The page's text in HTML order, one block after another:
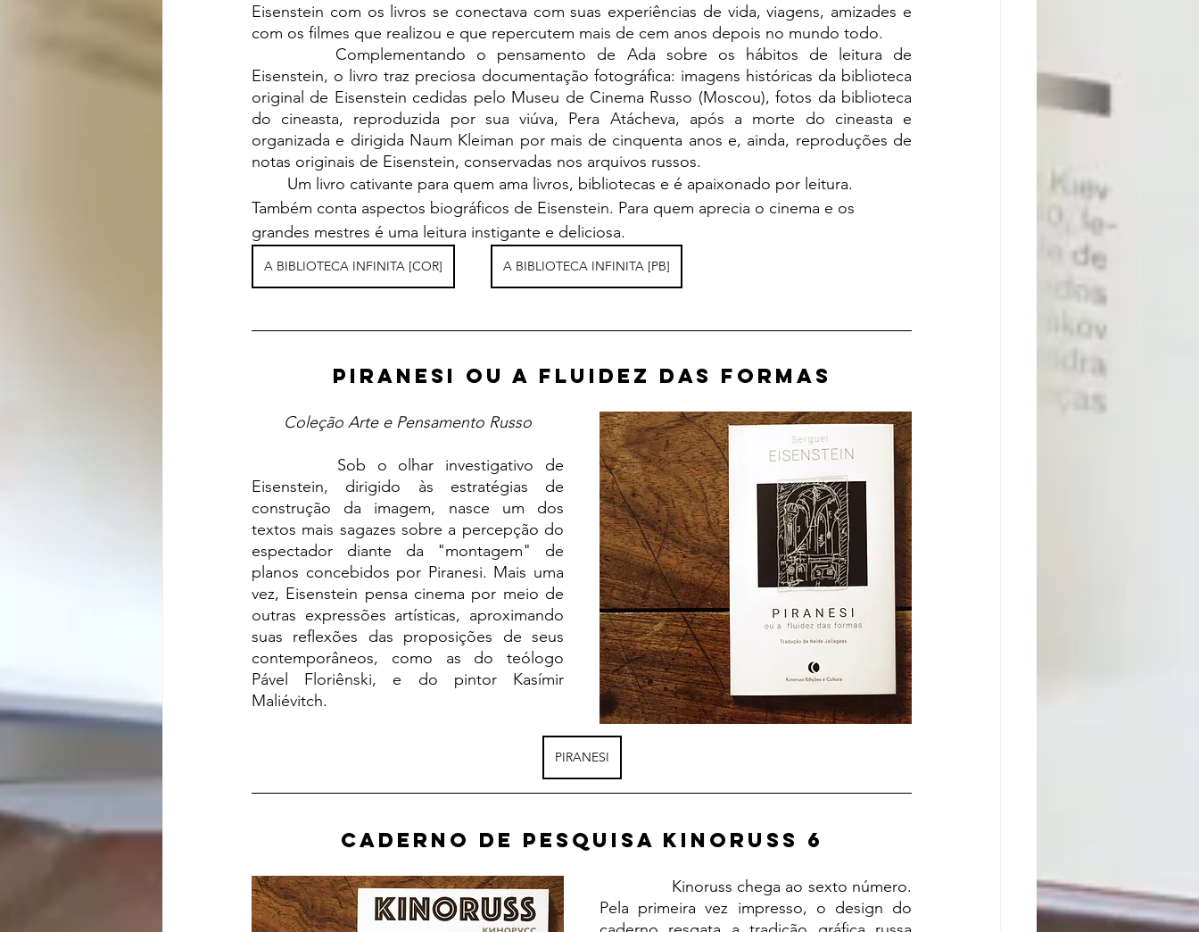
Eisenstein com os livros se conectava com suas experiências de vida, viagens, amizades e
com os filmes que realizou e que repercutem mais de cem anos depois no mundo todo.
Eisenstein, o livro traz preciosa documentação fotográfica: imagens históricas da biblioteca
original de Eisenstein cedidas pelo Museu de Cinema Russo (Moscou), fotos da biblioteca
do cineasta, reproduzida por sua viúva, Pera Atácheva, após a morte do cineasta e
organizada e dirigida Naum Kleiman por mais de cinquenta anos e, ainda, reproduções de
notas originais de Eisenstein, conservadas nos arquivos russos.
Também conta aspectos biográficos de Eisenstein. Para quem aprecia o cinema e os
grandes mestres é uma leitura instigante e deliciosa.
A BIBLIOTECA INFINITA [COR] A BIBLIOTECA INFINITA [PB]
PIRANESI ou a fluidez das formas
Coleção Arte e Pensamento Russo
Eisenstein, dirigido às estratégias de
construção da imagem, nasce um dos
textos mais sagazes sobre a percepção do
espectador diante da "montagem" de
planos concebidos por Piranesi. Mais uma
vez, Eisenstein pensa cinema por meio de
outras expressões artísticas, aproximando
suas reflexões das proposições de seus
contemporâneos, como as do teólogo
Pável Floriênski, e do pintor Kasímir
Maliévitch.
PIRANESI
Caderno de Pesquisa KINORUSS 6
Pela primeira vez impresso, o design do